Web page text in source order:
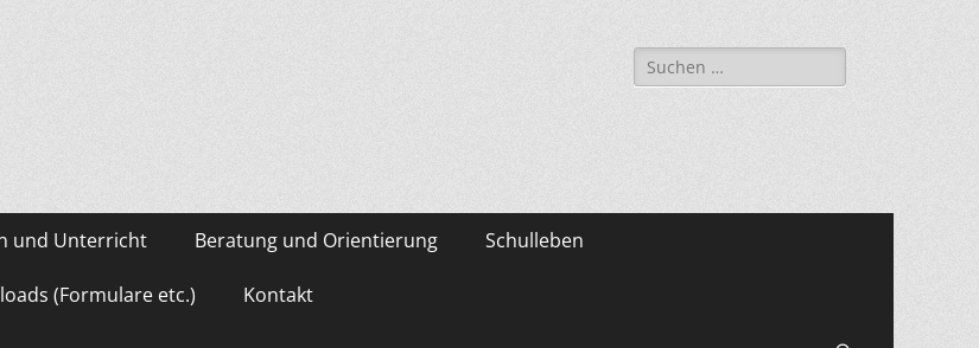
Gevelsberg
Suche
nach:
und Unterricht Beratung und Orientierung Schulleben
(Formulare etc.) Kontakt